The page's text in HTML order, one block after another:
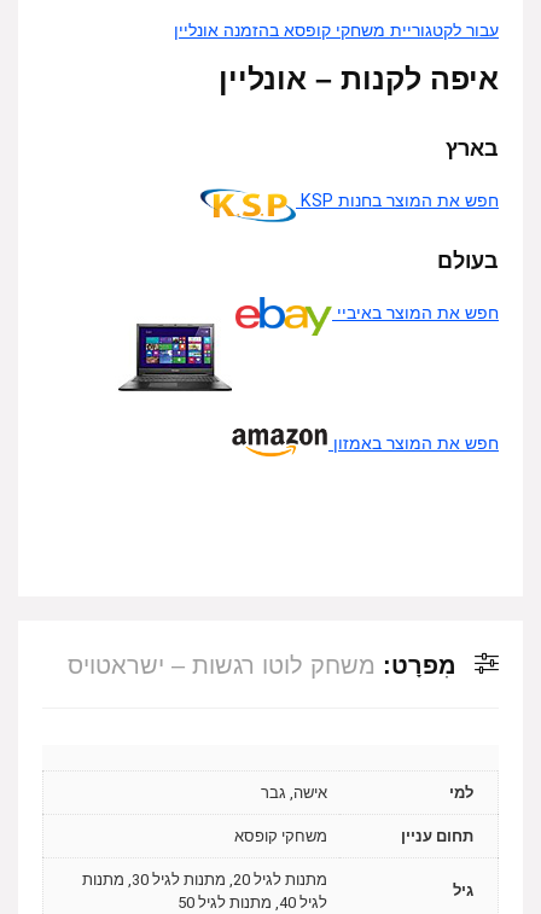
עבור לקטגוריית משחקי קופסא בהזמנה אונליין
איפה לקנות – אונליין
בארץ
חפש את המוצר בחנות KSP
בעולם
חפש את המוצר באיביי
חפש את המוצר באמזון
מִפרָט: משחק לוטו רגשות – ישראטויס
למי אישה, גבר
תחום עניין משחקי קופסא
גיל
מתנות לגיל 20, מתנות לגיל 30, מתנות
לגיל 40, מתנות לגיל 50